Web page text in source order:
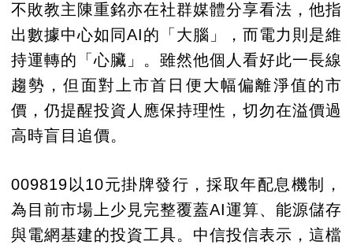
不敗教主陳重銘亦在社群媒體分享看法，他指
出數據中心如同AI的「大腦」，而電力則是維
持運轉的「心臟」。雖然他個人看好此一長線
趨勢，但面對上市首日便大幅偏離淨值的市
價，仍提醒投資人應保持理性，切勿在溢價過
高時盲目追價。
009819以10元掛牌發行，採取年配息機制，
為目前市場上少見完整覆蓋AI運算、能源儲存
與電網基建的投資工具。中信投信表示，這檔